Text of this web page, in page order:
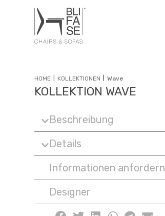
HOME KOLLEKTIONEN Wave
KOLLEKTION WAVE
Beschreibung
Details
Informationen anfordern
Designer